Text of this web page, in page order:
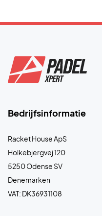
Bedrijfsinformatie
Racket House ApS
Holkebjergvej 120
5250 Odense SV
Denemarken
VAT: DK36931108